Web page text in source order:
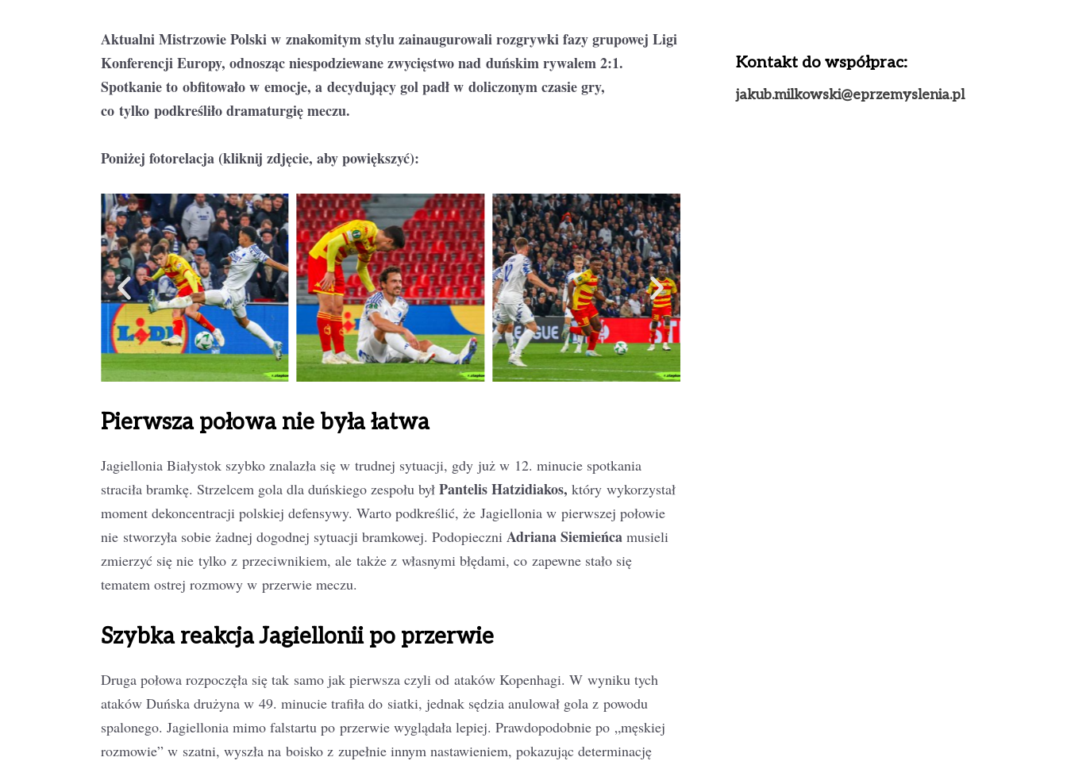
Aktualni Mistrzowie Polski w znakomitym stylu zainaugurowali rozgrywki fazy grupowej Ligi
Konferencji Europy, odnosząc niespodziewane zwycięstwo nad duńskim rywalem 2:1.
Spotkanie to obfitowało w emocje, a decydujący gol padł w doliczonym czasie gry,
co tylko podkreśliło dramaturgię meczu.
Poniżej fotorelacja (kliknij zdjęcie, aby powiększyć):
Pierwsza połowa nie była łatwa
Jagiellonia Białystok szybko znalazła się w trudnej sytuacji, gdy już w 12. minucie spotkania
straciła bramkę. Strzelcem gola dla duńskiego zespołu był Pantelis Hatzidiakos, który wykorzystał
moment dekoncentracji polskiej defensywy. Warto podkreślić, że Jagiellonia w pierwszej połowie
nie stworzyła sobie żadnej dogodnej sytuacji bramkowej. Podopieczni Adriana Siemieńca musieli
zmierzyć się nie tylko z przeciwnikiem, ale także z własnymi błędami, co zapewne stało się
tematem ostrej rozmowy w przerwie meczu.
Szybka reakcja Jagiellonii po przerwie
Druga połowa rozpoczęła się tak samo jak pierwsza czyli od ataków Kopenhagi. W wyniku tych
ataków Duńska drużyna w 49. minucie trafiła do siatki, jednak sędzia anulował gola z powodu
spalonego. Jagiellonia mimo falstartu po przerwie wyglądała lepiej. Prawdopodobnie po „męskiej
rozmowie” w szatni, wyszła na boisko z zupełnie innym nastawieniem, pokazując determinację
Kontakt do współprac:
jakub.milkowski@eprzemyslenia.pl